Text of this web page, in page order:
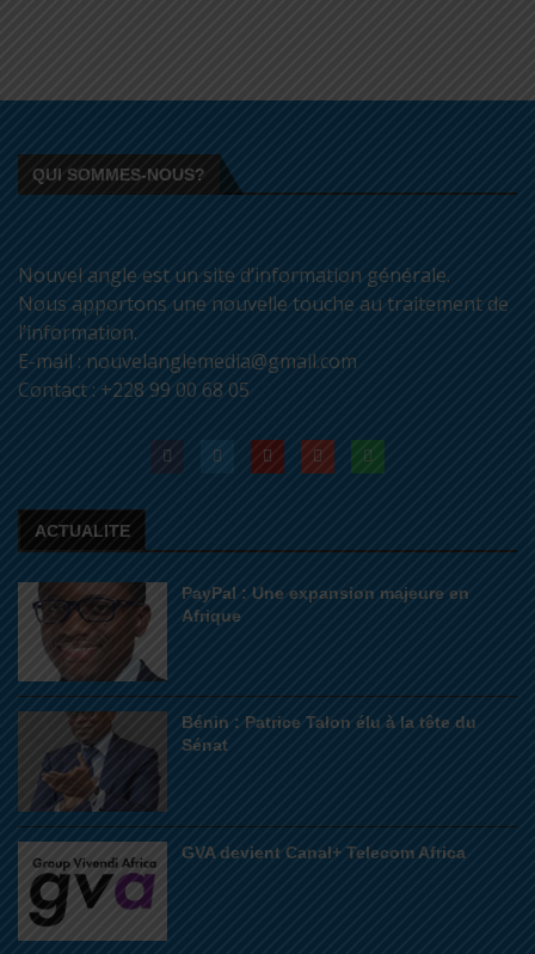
QUI SOMMES-NOUS?
Nouvel angle est un site d’information générale.
Nous apportons une nouvelle touche au traitement de
l’information.
E-mail : nouvelanglemedia@gmail.com
Contact : +228 99 00 68 05
ACTUALITE
PayPal : Une expansion majeure en
Afrique
Bénin : Patrice Talon élu à la tête du
Sénat
GVA devient Canal+ Telecom Africa